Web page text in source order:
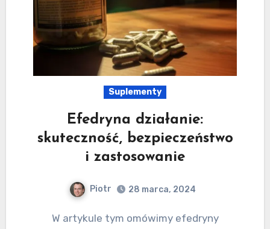
Suplementy
Efedryna działanie:
skuteczność, bezpieczeństwo
i zastosowanie
Piotr 28 marca, 2024
W artykule tym omówimy efedryny